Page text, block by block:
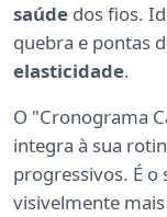
saúde dos fios.
quebra e pontas
elasticidade.
O "Cronograma
integra à sua
progressivos. É o
visivelmente mais